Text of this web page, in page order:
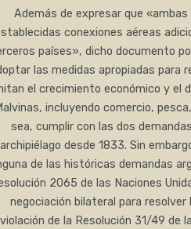
Además de expresar que
conexiones aéreas
países», dicho documento
las medidas apropiadas para
el crecimiento económico y el
incluyendo comercio,
sea, cumplir con las dos
archipiélago desde 1833. Sin
de las históricas demandas
2065 de las Naciones
negociación bilateral para
violación de la Resolución 31/49 de